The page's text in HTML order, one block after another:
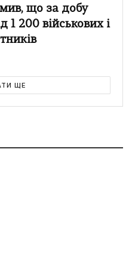
що за добу
1 200 військових і
ЩЕ